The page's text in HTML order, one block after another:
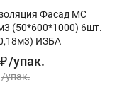
Фасад МС
(50*600*1000) 6шт.
ИЗБА
₽/упак.
/упак.